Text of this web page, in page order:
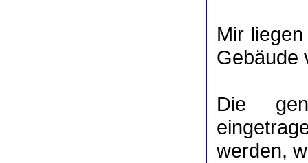
Mir
Gebäude
Die
werden,